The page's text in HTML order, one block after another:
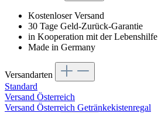
Kostenloser Versand
30 Tage Geld-Zurück-Garantie
in Kooperation mit der Lebenshilfe
Made in Germany
Versandarten
Standard
Versand Österreich
Versand Österreich Getränkekistenregal